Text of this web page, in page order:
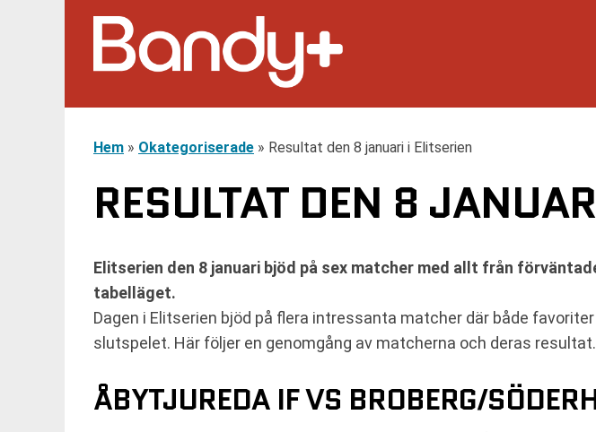
Hem » Okategoriserade » Resultat den 8 januari i Elitserien
RESULTAT DEN 8
Elitserien den 8 januari bjöd på sex matcher med allt från
tabelläget.
Dagen i Elitserien bjöd på flera intressanta matcher där både
slutspelet. Här följer en genomgång av matcherna och deras resultat.
ÅBYTJUREDA IF VS BROBERG/